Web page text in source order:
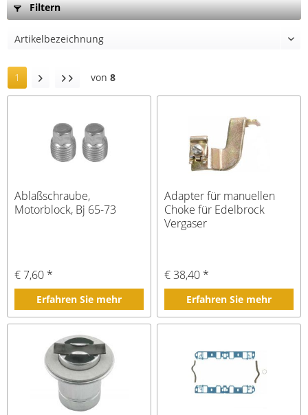
Filtern
1 von 8
Ablaßschraube,
Motorblock, Bj 65-73
€ 7,60 *
Erfahren Sie mehr
Adapter für manuellen
Choke für Edelbrock
Vergaser
€ 38,40 *
Erfahren Sie mehr